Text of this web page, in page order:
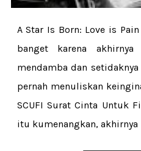
A Star Is Born: Love is
banget karena
mendamba dan
pernah menuliskan
SCUFI Surat Cinta Untuk
itu kumenangkan,